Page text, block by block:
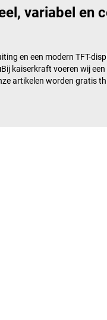
variabel en
en een modern TFT-
kaiserkraft voeren wij
artikelen worden gratis